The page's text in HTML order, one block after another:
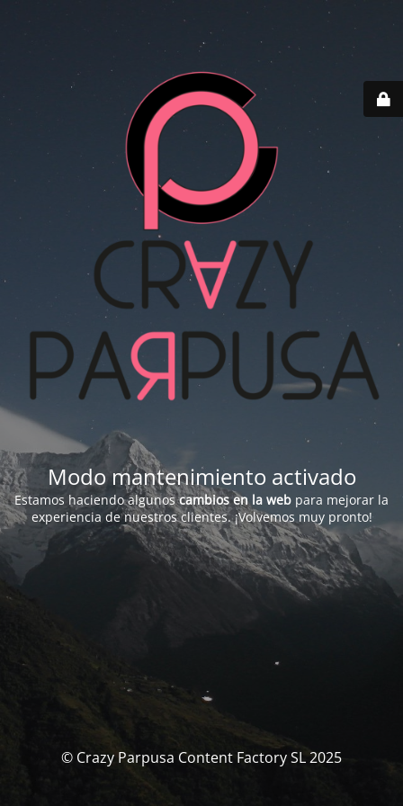
Modo mantenimiento activado
Estamos haciendo algunoscambios en la web para mejorar la
experiencia de nuestros clientes. ¡Volvemos muy pronto!
© Crazy Parpusa Content Factory SL 2025